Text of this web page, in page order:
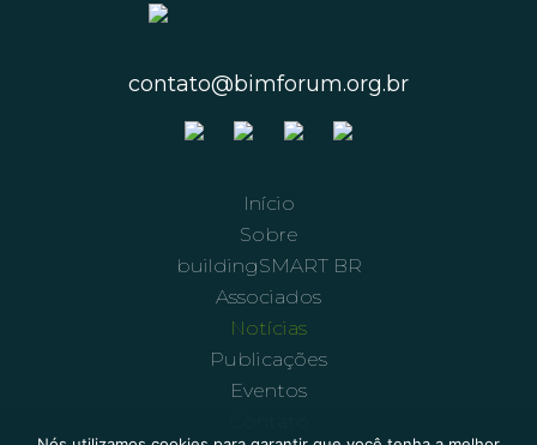
contato@bimforum.org.br
Início
Sobre
buildingSMART BR
Associados
Notícias
Publicações
Eventos